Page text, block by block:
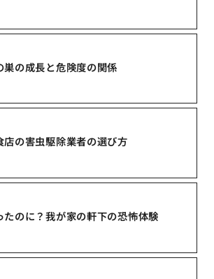
巣の成長と危険度の関係
店の害虫駆除業者の選び方
たのに？我が家の軒下の恐怖体験